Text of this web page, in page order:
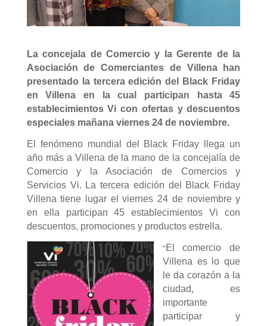
La concejala de Comercio y la Gerente de la
Asociación de Comerciantes de Villena han
presentado la tercera edición del Black Friday
en Villena en la cual participan hasta 45
establecimientos Vi con ofertas y descuentos
especiales mañana viernes 24 de noviembre.
El fenómeno mundial del Black Friday llega un
año más a Villena de la mano de la concejalía de
Comercio y la Asociación de Comercios y
Servicios Vi. La tercera edición del Black Friday
Villena tiene lugar el viernes 24 de noviembre y
en ella participan 45 establecimientos Vi con
descuentos, promociones y productos estrella.
“El comercio de
Villena es lo que
le da corazón a la
ciudad, es
importante
participar y